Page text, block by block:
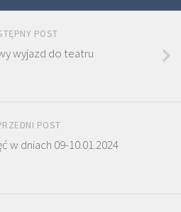
POST
wyjazd do teatru
POST
w dniach 09-10.01.2024